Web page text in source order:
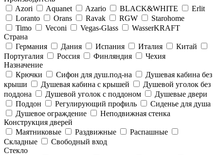
Azori
Aquanet Azario BLACK&WHITE
Erlit
Loranto
Orans Ravak RGW
Starohome
Timo
Veconi Vegas-Glass
WasserKRAFT
Страна
Германия
Дания Испания Италия
Китай
Португалия
Россия Финляндия
Чехия
Назначение
Крючки
Сифон для душ.под-на
Душевая кабина без
крыши
Душевая кабина с крышей
Душевой уголок без
поддона
Душевой уголок с поддоном
Душевые двери
Поддон
Регулирующий профиль
Сиденье для душа
Душевое ограждение
Неподвижная стенка
Конструкция дверей
Маятниковые
Раздвижные
Распашные
Складные
Свободный вход
Стекло